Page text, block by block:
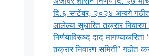
दि.६ सप्टेंबर, २०२४ अन्वये
आलेल्या सुधारित तक्रार निवारण
निर्णयाविरूध्द दाद मागण्याकरिता
तक्रार निवारण समिती” गठीत